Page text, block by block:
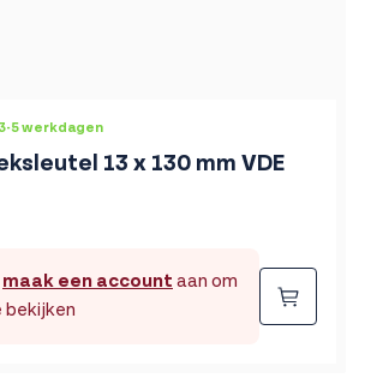
5 werkdagen
13 x 130 mm VDE
maak een account aan om
bekijken